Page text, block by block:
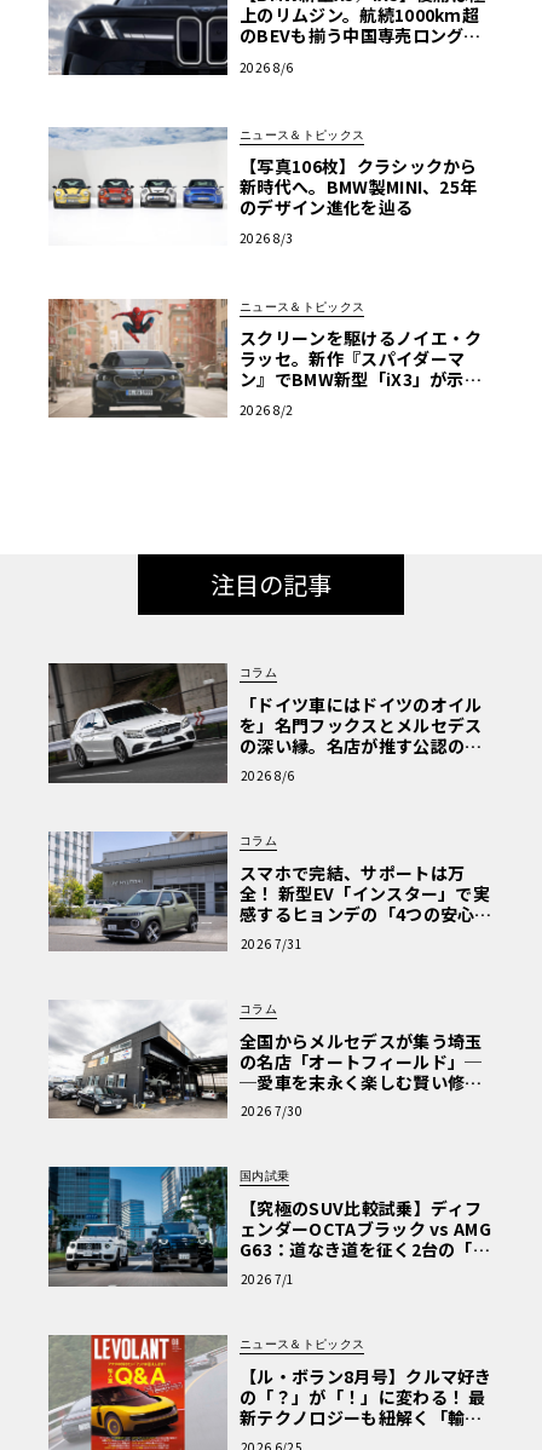
上のリムジン。航続1000km超
のBEVも揃う中国専売ロング仕
2026 8/6
ニュース＆トピックス
【写真106枚】クラシックから
新時代へ。BMW製MINI、25年
のデザイン進化を辿る
2026 8/3
ニュース＆トピックス
スクリーンを駆けるノイエ・ク
ラッセ。新作『スパイダーマ
ン』でBMW新型「iX3」が示す
2026 8/2
注目の記事
コラム
「ドイツ車にはドイツのオイル
を」名門フックスとメルセデス
の深い縁。名店が推す公認の安
心と、Cクラスで味わうシルキー
な走り〈PR〉
2026 8/6
コラム
スマホで完結、サポートは万
全！ 新型EV「インスター」で実
感するヒョンデの「4つの安心」
【第1回・ヒョンデ6つの疑問：
Why? Hyundai?】〈PR〉
2026 7/31
コラム
全国からメルセデスが集う埼玉
の名店「オートフィールド」─
─愛車を末永く楽しむ賢い修理
術と、プロがフックス製オイル
を選ぶ理由〈PR〉
2026 7/30
国内試乗
【究極のSUV比較試乗】ディフ
ェンダーOCTAブラック vs AMG
G63：道なき道を征く2台の「対
極的アプローチ」
2026 7/1
ニュース＆トピックス
【ル・ボラン8月号】クルマ好き
の「？」が「！」に変わる！ 最
新テクノロジーも紐解く「輸入
車Q&A」